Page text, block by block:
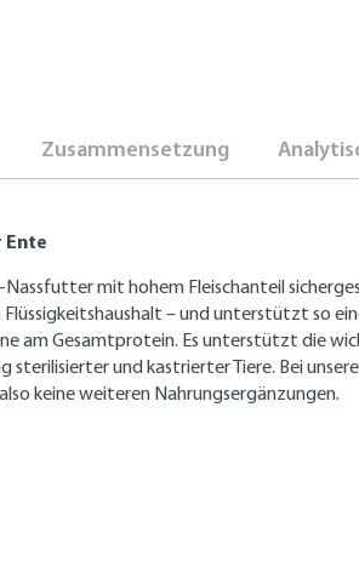
Zusammensetzung
mit hohem Fleischanteil
– und unterstützt so
Gesamtprotein. Es unterstützt die
sterilisierter und kastrierter Tiere. Bei
keine weiteren Nahrungsergänzungen.